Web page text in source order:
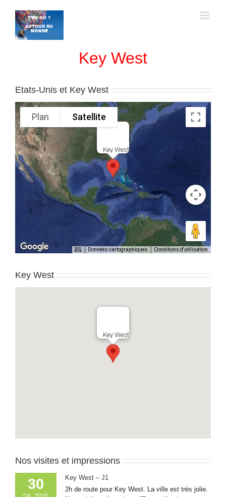
contenu
Key West
Etats-Unis et Key West
Key West
Plan Satellite
Données cartographiques Conditions d'utilisation
Key West
Key West
Nos visites et impressions
30
Key West – J1
2h de route pour Key West. La ville est très jolie.